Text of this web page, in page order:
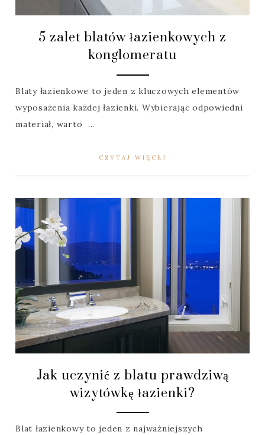
5 zalet blatów łazienkowych z
konglomeratu
Blaty łazienkowe to jeden z kluczowych elementów
wyposażenia każdej łazienki. Wybierając odpowiedni
materiał, warto ...
CZYTAJ WIĘCEJ
Jak uczynić z blatu prawdziwą
wizytówkę łazienki?
Blat łazienkowy to jeden z najważniejszych